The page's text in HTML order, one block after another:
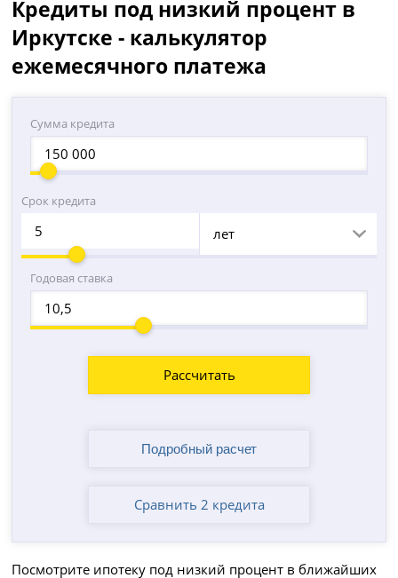
Кредиты под низкий процент в
Иркутске - калькулятор
ежемесячного платежа
Сумма кредита
Срок кредита
лет
Годовая ставка
Рассчитать
Сравнить 2 кредита
Посмотрите ипотеку под низкий процент в ближайших